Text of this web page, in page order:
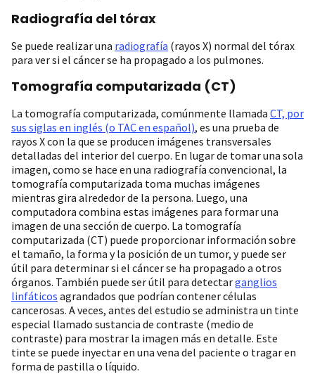
Radiografía del tórax
Se puede realizar una radiografía (rayos X) normal del tórax
para ver si el cáncer se ha propagado a los pulmones.
Tomografía computarizada (CT)
La tomografía computarizada, comúnmente llamada CT, por
sus siglas en inglés (o TAC en español), es una prueba de
rayos X con la que se producen imágenes transversales
detalladas del interior del cuerpo. En lugar de tomar una sola
imagen, como se hace en una radiografía convencional, la
tomografía computarizada toma muchas imágenes
mientras gira alrededor de la persona. Luego, una
computadora combina estas imágenes para formar una
imagen de una sección de cuerpo. La tomografía
computarizada (CT) puede proporcionar información sobre
el tamaño, la forma y la posición de un tumor, y puede ser
útil para determinar si el cáncer se ha propagado a otros
órganos. También puede ser útil para detectarganglios
linfáticos agrandados que podrían contener células
cancerosas. A veces, antes del estudio se administra un tinte
especial llamado sustancia de contraste (medio de
contraste) para mostrar la imagen más en detalle. Este
tinte se puede inyectar en una vena del paciente o tragar en
forma de pastilla o líquido.